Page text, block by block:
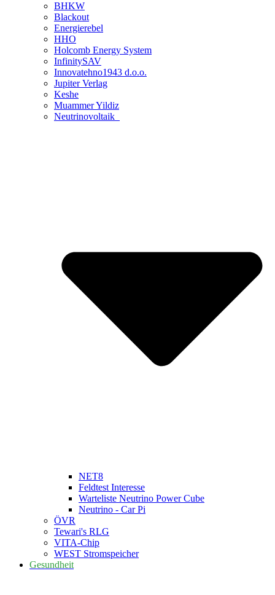
BHKW
Blackout
Energierebel
HHO
Holcomb Energy System
InfinitySAV
Innovatehno1943 d.o.o.
Jupiter Verlag
Keshe
Muammer Yildiz
Neutrinovoltaik
NET8
Feldtest Interesse
Warteliste Neutrino Power Cube
Neutrino - Car Pi
ÖVR
Tewari's RLG
VITA-Chip
WEST Stromspeicher
Gesundheit